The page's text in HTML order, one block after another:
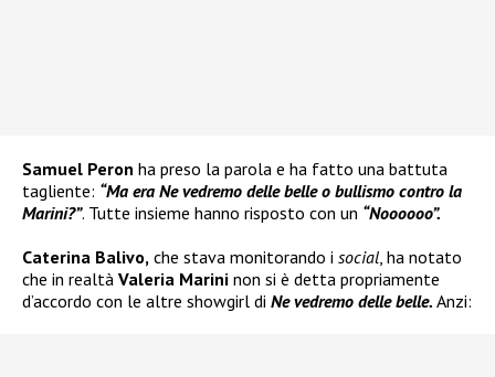
Samuel Peron ha preso la parola e ha fatto una battuta
tagliente: “Ma era Ne vedremo delle belle o bullismo contro la
Marini?”. Tutte insieme hanno risposto con un “Noooooo”.
Caterina Balivo, che stava monitorando i social , ha notato
che in realtà Valeria Marini non si è detta propriamente
d’accordo con le altre showgirl di Ne vedremo delle belle. Anzi: